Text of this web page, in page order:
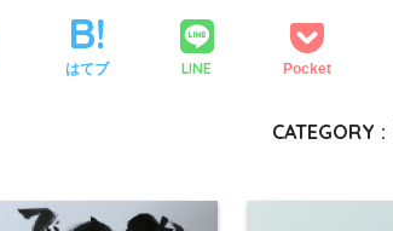
はてブ LINE Pocket
CATEGORY :